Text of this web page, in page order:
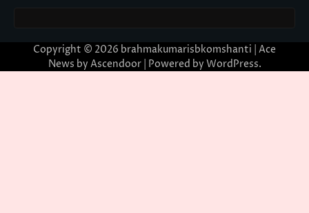
Copyright © 2026 brahmakumarisbkomshanti | Ace
News by Ascendoor| Powered by WordPress.